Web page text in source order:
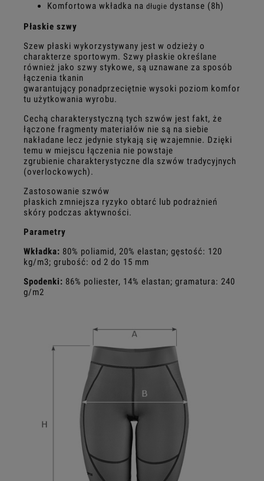
Komfortowa wkładka na długie dystanse (8h)
Płaskie szwy
Szew płaski wykorzystywany jest w odzieży o
charakterze sportowym. Szwy płaskie określane
również jako szwy stykowe, są uznawane za sposób
łączenia tkanin
gwarantujący ponadprzeciętnie wysoki poziom komfor
tu użytkowania wyrobu.
Cechą charakterystyczną tych szwów jest fakt, że
łączone fragmenty materiałów nie są na siebie
nakładane lecz jedynie stykają się wzajemnie. Dzięki
temu w miejscu łączenia nie powstaje
zgrubienie charakterystyczne dla szwów tradycyjnych
(overlockowych).
Zastosowanie szwów
płaskich zmniejsza ryzyko obtarć lub podrażnień
skóry podczas aktywności.
Parametry
Wkładka: 80% poliamid, 20% elastan; gęstość: 120
kg/m3; grubość: od 2 do 15 mm
Spodenki: 86% poliester, 14% elastan; gramatura: 240
g/m2